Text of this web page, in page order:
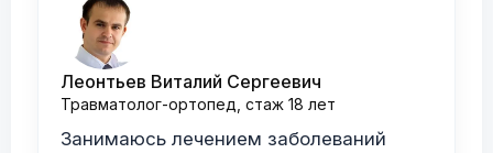
Леонтьев Виталий Сергеевич
Травматолог-ортопед, стаж 18 лет
Занимаюсь лечением заболеваний